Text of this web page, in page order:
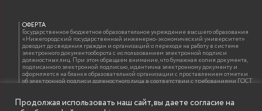
ОФЕРТА
Государственное бюджетное образовательное учреждение высшего образования
«Нижегородский государственный инженерно-экономический университет»
доводит до сведения граждан и организаций о переходе на работу в системе
электронного документооборота с использованием электронной подписи
должностных лиц. При этом обращаем внимание, что бумажная копия документа,
подписанного электронной подписью, идентична электронному документу и
оформляется на бланке образовательной организации с проставлением отметки
об электронной подписи должностного лица в соответствии с требованиями ГОСТ
Продолжая использовать наш сайт, вы даете согласие на